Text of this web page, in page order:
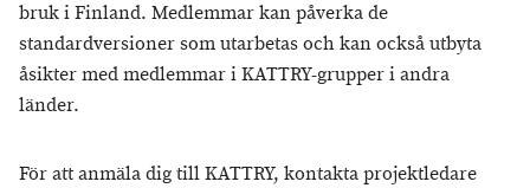
bruk i Finland. Medlemmar kan påverka de
standardversioner som utarbetas och kan också utbyta
åsikter med medlemmar i KATTRY-grupper i andra
länder.
För att anmäla dig till KATTRY, kontakta projektledare